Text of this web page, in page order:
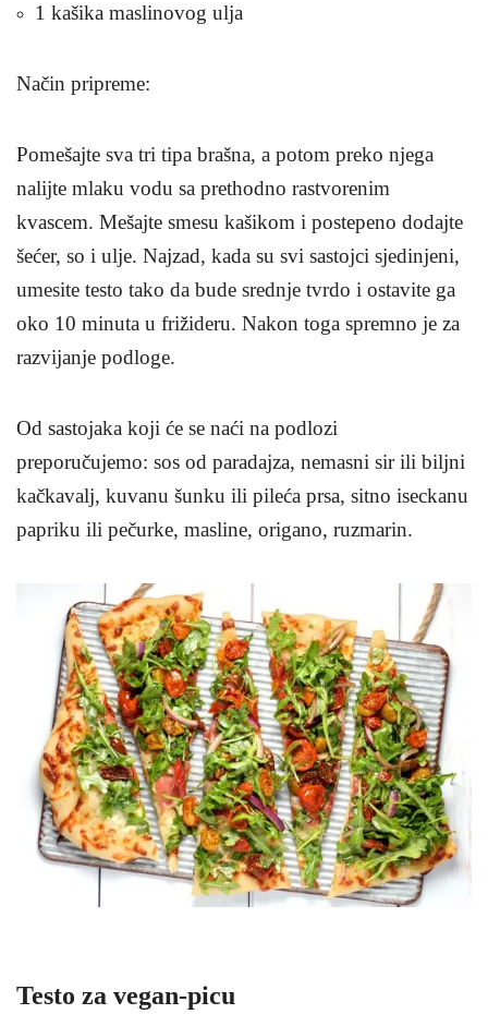
1 kašika maslinovog ulja
Način pripreme:
Pomešajte sva tri tipa brašna, a potom preko njega
nalijte mlaku vodu sa prethodno rastvorenim
kvascem. Mešajte smesu kašikom i postepeno dodajte
šećer, so i ulje. Najzad, kada su svi sastojci sjedinjeni,
umesite testo tako da bude srednje tvrdo i ostavite ga
oko 10 minuta u frižideru. Nakon toga spremno je za
razvijanje podloge.
Od sastojaka koji će se naći na podlozi
preporučujemo: sos od paradajza, nemasni sir ili biljni
kačkavalj, kuvanu šunku ili pileća prsa, sitno iseckanu
papriku ili pečurke, masline, origano, ruzmarin.
Testo za vegan-picu